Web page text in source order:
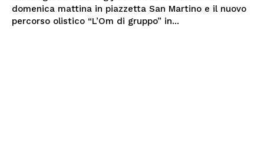
domenica mattina in piazzetta San Martino e il nuovo
percorso olistico “L’Om di gruppo” in...